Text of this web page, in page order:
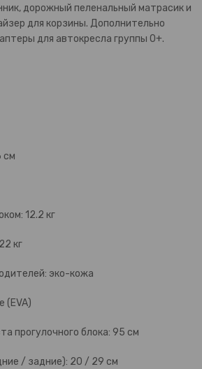
дорожный пеленальный матрасик и
для корзины. Дополнительно
для автокресла группы 0+.
см
12.2 кг
кг
эко-кожа
(EVA)
прогулочного блока: 95 см
/ задние): 20 / 29 см